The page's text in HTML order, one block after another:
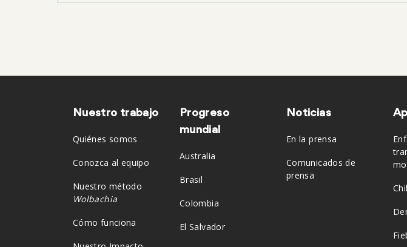
Pie
de
página
Nuestro trabajo
Quiénes somos
Conozca al equipo
Nuestro método
Wolbachia
Cómo funciona
Progreso
mundial
Australia
Brasil
Colombia
El Salvador
Noticias
En la prensa
Comunicados de
prensa